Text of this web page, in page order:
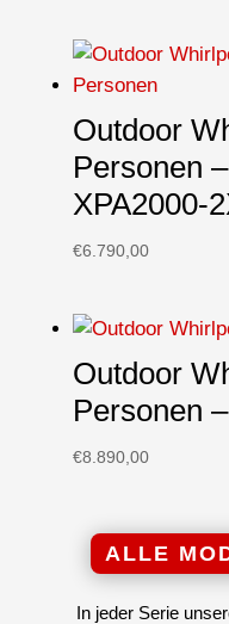
Outdoor
Personen
XPA2000-
€6.790,00
Outdoor
Personen
€8.890,00
ALLE
In jeder Serie